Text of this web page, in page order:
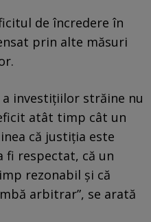
de încredere în
prin alte măsuri
investițiilor străine nu
atât timp cât un
că justiția este
fi respectat, că un
rezonabil și că
arbitrar”, se arată